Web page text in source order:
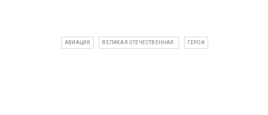
АВИАЦИЯ ВЕЛИКАЯ ОТЕЧЕСТВЕННАЯ. ГЕРОИ